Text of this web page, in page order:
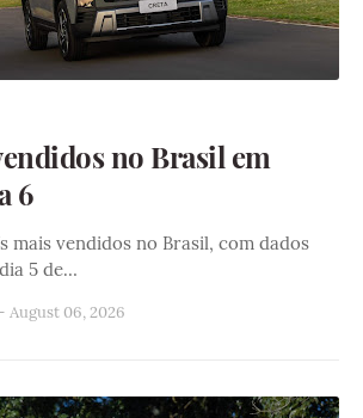
no Brasil em
6
mais vendidos no Brasil, com dados
5 de…
- August 06, 2026